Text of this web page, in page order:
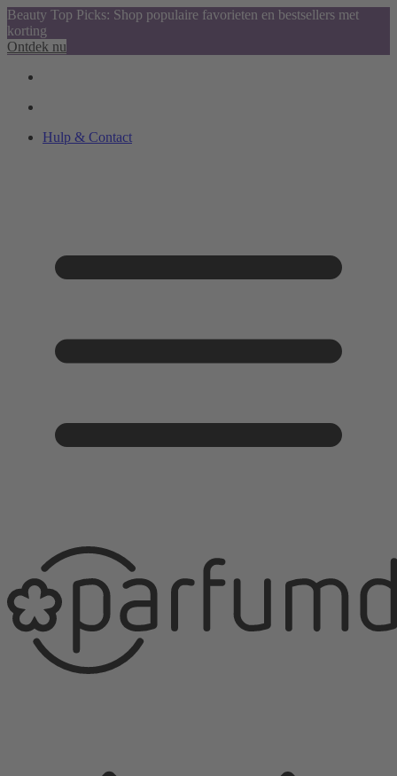
Beauty Top Picks: Shop populaire favorieten en bestsellers met
korting
Ontdek nu
Hulp & Contact